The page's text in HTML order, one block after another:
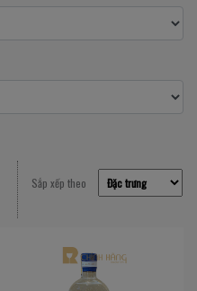
Sắp xếp theo